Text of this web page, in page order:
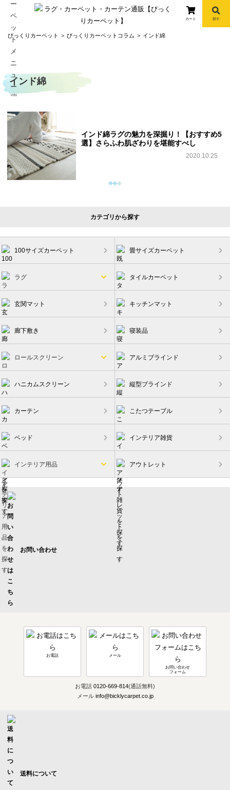
info
カート 探す
ツ
へ
びっくりカーペット びっくりカーペットコラム インド綿
インド綿
インド綿ラグの魅力を深掘り！【おすすめ5
選】さらふわ肌ざわりを堪能すべし
2020.10.25
カテゴリから探す
100サイズカーペット 畳サイズカーペット
ラグ タイルカーペット
玄関マット キッチンマット
廊下敷き 寝装品
ロールスクリーン アルミブラインド
ハニカムスクリーン 縦型ブラインド
カーテン こたつテーブル
ベッド インテリア雑貨
インテリア用品 アウトレット
お問い合わせ
お電話 メール
お問い合わせ
フォーム
お電話 0120-669-814(通話無料)
メール info@bicklycarpet.co.jp
送料について